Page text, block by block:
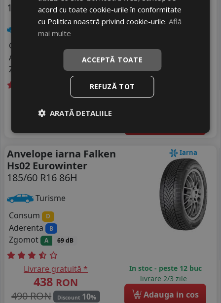
185/60 R16 86H
Turisme
Consum
Aderenta
Zgomot 71 dB
Livrare gratuită *
555RON
In stoc - 8 buc
Iarna
Anvelope iarna Falken
Hs02 Eurowinter
185/60 R16 86H
Turisme
Consum
D
Aderenta B
Zgomot A 69 dB
Livrare gratuită *
438 RON
490 RON
Discount 10%
In stoc - peste 12 buc
livrare 2/3 zile
4 Adauga in cos
acord cu toate cookie-urile în conformitate
cu Politica noastră privind cookie-urile.Află
mai multe
ACCEPTĂ TOATE
REFUZĂ TOT
ARATĂ DETALIILE